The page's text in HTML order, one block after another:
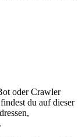
oder Crawler
du auf dieser